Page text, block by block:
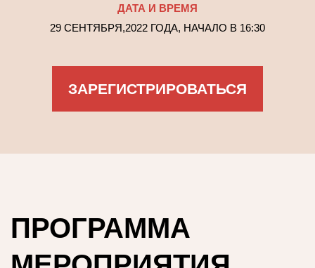
ДАТА И ВРЕМЯ
29 СЕНТЯБРЯ,2022 ГОДА, НАЧАЛО В 16:30
ЗАРЕГИСТРИРОВАТЬСЯ
ПРОГРАММА